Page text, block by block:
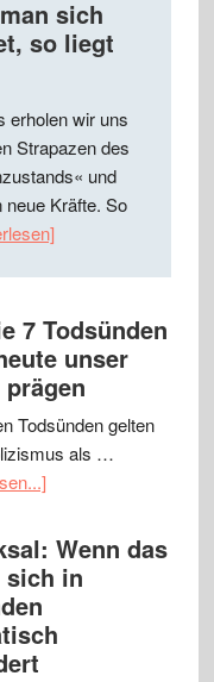
sich
so liegt
erholen wir uns
Strapazen des
und
neue Kräfte. So
7 Todsünden
unser
prägen
Todsünden gelten
als …
Wenn das
sich in